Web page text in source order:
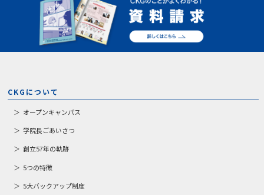
CKGについて
オープンキャンパス
学院長ごあいさつ
創立57年の軌跡
5つの特徴
5大バックアップ制度